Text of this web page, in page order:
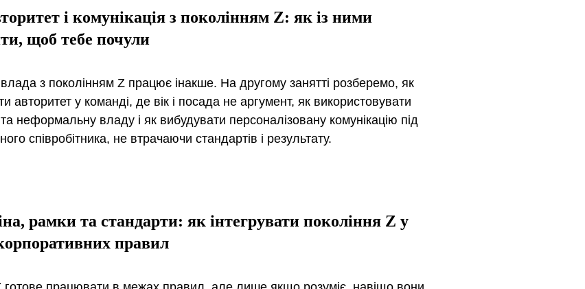
і комунікація з поколінням Z: як із ними
щоб тебе почули
з поколінням Z працює інакше. На другому занятті розберемо, як
авторитет у команді, де вік і посада не аргумент, як використовувати
неформальну владу і як вибудувати персоналізовану комунікацію під
співробітника, не втрачаючи стандартів і результату.
рамки та стандарти: як інтегрувати покоління Z у
правил